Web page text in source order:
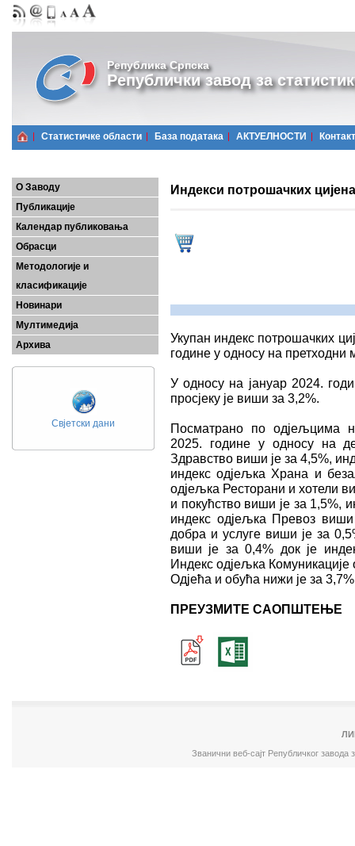
Република Српска
Републички завод за
Статистичке области Базa података АКТУЕЛНОСТИ Контакт
О Заводу
Публикације
Календар публиковања
Обрасци
Методологије и
класификације
Новинари
Мултимедија
Архива
Свјетски дани
Индекси потрошачких
Укупан индекс потрошачких
године у односу на претходни
У односу на јануар 2024.
просјеку је виши за 3,2%.
Посматрано по одјељцима
2025. године у односу на
Здравство виши је за 4,5%,
индекс одјељка Храна и
одјељка Ресторани и хотели
и покућство виши је за 1,5%,
индекс одјељка Превоз
добра и услуге виши је за
виши је за 0,4% док је
Индекс одјељка
Одјећа и обућа нижи је за
ПРЕУЗМИТЕ САОПШТЕЊЕ
Званични веб-сајт Републичког